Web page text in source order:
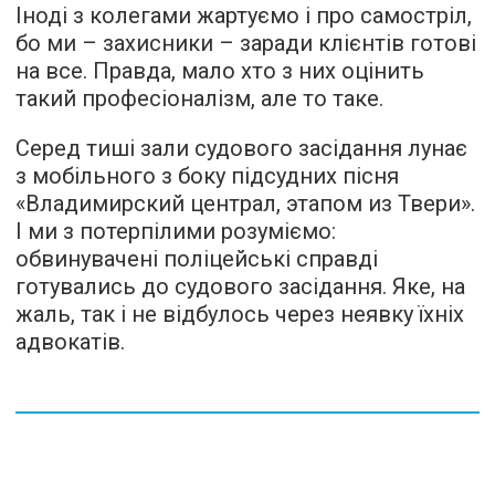
Іноді з колегами жартуємо і про самостріл,
бо ми – захисники – заради клієнтів готові
на все. Правда, мало хто з них оцінить
такий професіоналізм, але то таке.
Серед тиші зали судового засідання лунає
з мобільного з боку підсудних пісня
«Владимирский централ, этапом из Твери».
І ми з потерпілими розуміємо:
обвинувачені поліцейські справді
готувались до судового засідання. Яке, на
жаль, так і не відбулось через неявку їхніх
адвокатів.